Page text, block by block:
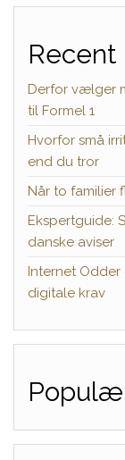
Recent
Derfor vælger
til Formel 1
Hvorfor små
end du tror
Når to familier
Ekspertguide:
danske aviser
Internet
digitale krav